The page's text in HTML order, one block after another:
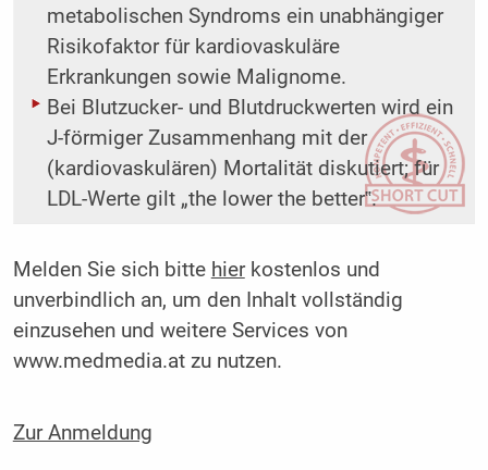
metabolischen Syndroms ein unabhängiger
Risikofaktor für kardiovaskuläre
Erkrankungen sowie Malignome.
Bei Blutzucker- und Blutdruckwerten wird ein
J-förmiger Zusammenhang mit der
(kardiovaskulären) Mortalität diskutiert; für
LDL-Werte gilt „the lower the better‟.
Melden Sie sich bitte hierkostenlos und
unverbindlich an, um den Inhalt vollständig
einzusehen und weitere Services von
www.medmedia.at zu nutzen.
Zur Anmeldung